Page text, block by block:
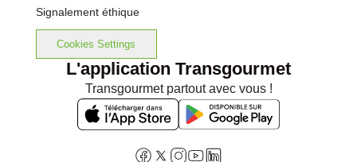
Signalement éthique
Cookies Settings
L'application Transgourmet
Transgourmet partout avec vous !